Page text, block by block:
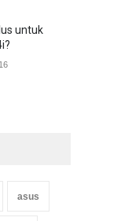
untuk
asus